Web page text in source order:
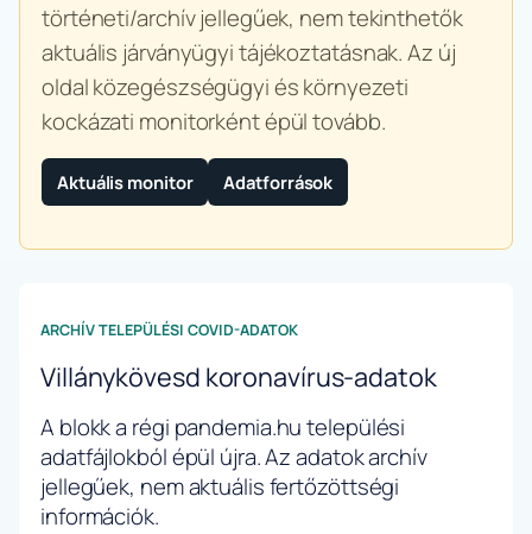
történeti/archív jellegűek, nem tekinthetők
aktuális járványügyi tájékoztatásnak. Az új
oldal közegészségügyi és környezeti
kockázati monitorként épül tovább.
Aktuális monitor Adatforrások
ARCHÍV TELEPÜLÉSI COVID-ADATOK
Villánykövesd koronavírus-adatok
A blokk a régi pandemia.hu települési
adatfájlokból épül újra. Az adatok archív
jellegűek, nem aktuális fertőzöttségi
információk.